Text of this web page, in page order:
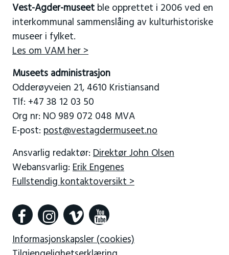
Vest-Agder-museetble opprettet i 2006 ved en
interkommunal sammenslåing av kulturhistoriske
museer i fylket.
Les om VAM her >
Museets administrasjon
Odderøyveien 21, 4610 Kristiansand
Tlf: +47 38 12 03 50
Org nr: NO 989 072 048 MVA
E-post: post@vestagdermuseet.no
Ansvarlig redaktør: Direktør John Olsen
Webansvarlig: Erik Engenes
Fullstendig kontaktoversikt >
Informasjonskapsler (cookies)